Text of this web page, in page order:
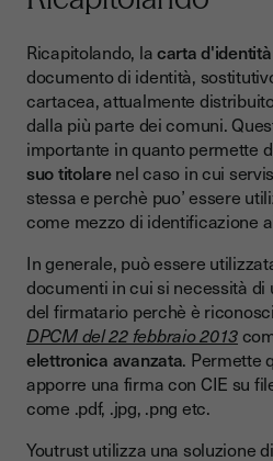
Ricapitolando, lacarta
documento di identità,
cartacea, attualmente
dalla più parte dei comuni.
importante in quanto permette
suo titolarenel caso in cui
stessa e perchè puo’ essere
come mezzo di identificazione
In generale, può essere
documenti in cui si necessità di
del firmatario perchè è
DPCM del 22 febbraio 2013
elettronica avanzata. Permette
apporre una firma con CIE su
come .pdf, .jpg, .png etc.
Youtrust utilizza una soluzione